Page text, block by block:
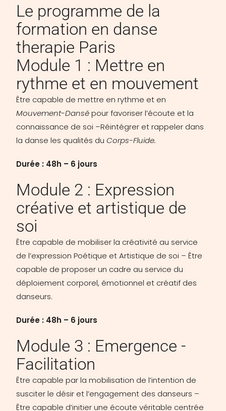
Le programme de la
formation en danse
therapie Paris
Module 1 : Mettre en
rythme et en mouvement
Être capable de mettre en rythme et en
Mouvement-Dansépour favoriser l’écoute et la
connaissance de soi –Réintégrer et rappeler dans
la danse les qualités duCorps-Fluide.
Durée : 48h – 6 jours
Module 2 : Expression
créative et artistique de
soi
Être capable de mobiliser la créativité au service
de l’expression Poétique et Artistique de soi – Être
capable de proposer un cadre au service du
déploiement corporel, émotionnel et créatif des
danseurs.
Durée : 48h – 6 jours
Module 3 : Emergence -
Facilitation
Être capable par la mobilisation de l’intention de
susciter le désir et l’engagement des danseurs –
Être capable d’initier une écoute véritable centrée